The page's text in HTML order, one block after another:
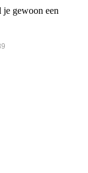
je gewoon een